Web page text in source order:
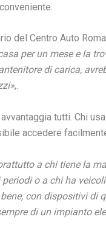
del Centro Auto
per un mese e la
di carica,
,.
tutti. Chi
accedere
a chi tiene la
o a chi ha
con dispositivi di
di un impianto